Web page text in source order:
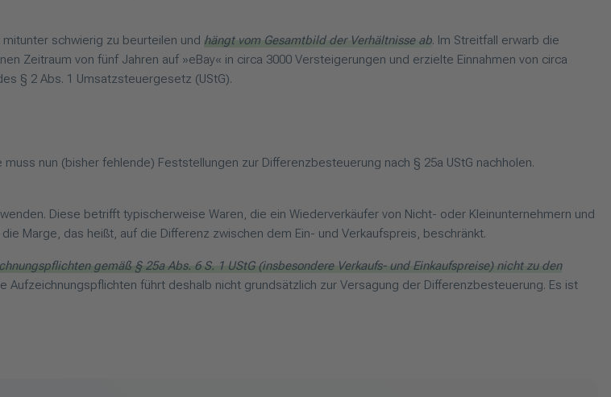
schwierig zu beurteilen und hängt vom Gesamtbild der Verhältnisse ab. Im Streitfall erwarb die
Zeitraum von fünf Jahren auf »eBay« in circa 3000 Versteigerungen und erzielte Einnahmen von circa
§ 2 Abs. 1 Umsatzsteuergesetz (UStG).
nun (bisher fehlende) Feststellungen zur Differenzbesteuerung nach § 25a UStG nachholen.
Diese betrifft typischerweise Waren, die ein Wiederverkäufer von Nicht- oder Kleinunternehmern und
Marge, das heißt, auf die Differenz zwischen dem Ein- und Verkaufspreis, beschränkt.
gemäß § 25a Abs. 6 S. 1 UStG (insbesondere Verkaufs- und Einkaufspreise) nicht zu den
Aufzeichnungspflichten führt deshalb nicht grundsätzlich zur Versagung der Differenzbesteuerung. Es ist